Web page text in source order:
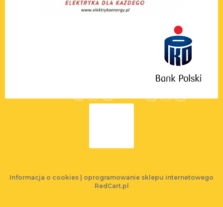
Informacja o cookies
oprogramowanie sklepu internetowego
RedCart.pl